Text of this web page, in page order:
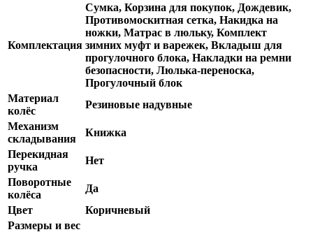
Комплектация
Сумка, Корзина для покупок, Дождевик,
Противомоскитная сетка, Накидка на
ножки, Матрас в люльку, Комплект
зимних муфт и варежек, Вкладыш для
прогулочного блока, Накладки на ремни
безопасности, Люлька-переноска,
Прогулочный блок
Материал
колёс
Резиновые надувные
Механизм
складывания
Книжка
Перекидная
ручка
Нет
Поворотные
колёса
Да
Цвет
Коричневый
Размеры и вес